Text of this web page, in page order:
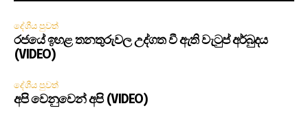
දේශීය පුවත්
රජයේ ඉහළ තනතුරුවල උද්ගත වී ඇති වැටුප් අර්බුදය
(VIDEO)
දේශීය පුවත්
අපි වෙනුවෙන් අපි (VIDEO)